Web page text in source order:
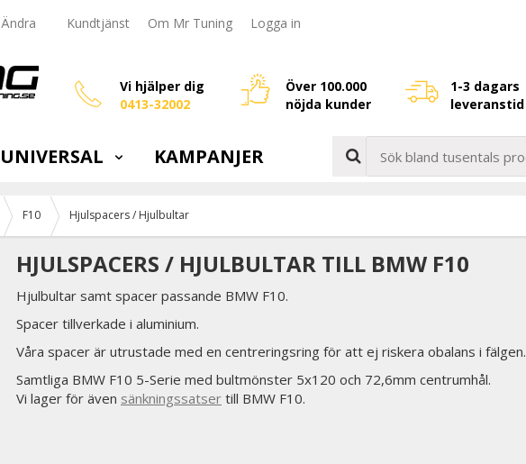
Ändra Kundtjänst Om Mr Tuning Logga in
Vi hjälper dig
0413-32002
Över 100.000
nöjda kunder
1-3 dagars
leveranstid
UNIVERSAL KAMPANJER
F10 Hjulspacers / Hjulbultar
HJULSPACERS / HJULBULTAR TILL BMW F10
Hjulbultar samt spacer passande BMW F10.
Spacer tillverkade i aluminium.
Våra spacer är utrustade med en centreringsring för att ej riskera obalans i fälgen.
Samtliga BMW F10 5-Serie med bultmönster 5x120 och 72,6mm centrumhål.
Vi lager för även sänkningssatser till BMW F10.